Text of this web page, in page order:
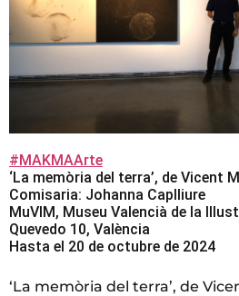
#MAKMAArte
‘La memòria del terra’, de Vicent
Comisaria: Johanna Caplliure
MuVIM, Museu Valencià de la
Quevedo 10, València
Hasta el 20 de octubre de 2024
‘La memòria del terra’, de